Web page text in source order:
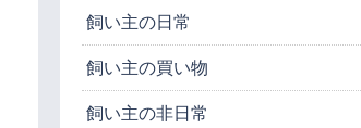
飼い主の日常
飼い主の買い物
飼い主の非日常